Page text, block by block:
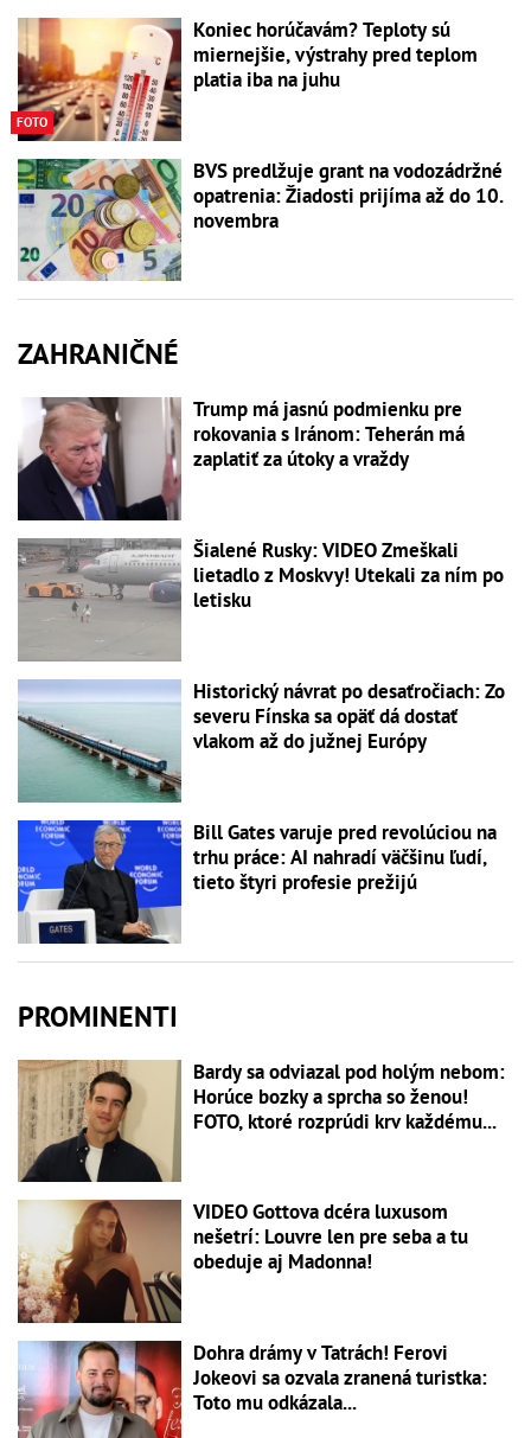
FOTO
Koniec horúčavám? Teploty sú
miernejšie, výstrahy pred teplom
platia iba na juhu
BVS predlžuje grant na vodozádržné
opatrenia: Žiadosti prijíma až do 10.
novembra
ZAHRANIČNÉ
Trump má jasnú podmienku pre
rokovania s Iránom: Teherán má
zaplatiť za útoky a vraždy
Šialené Rusky: VIDEO Zmeškali
lietadlo z Moskvy! Utekali za ním po
letisku
Historický návrat po desaťročiach: Zo
severu Fínska sa opäť dá dostať
vlakom až do južnej Európy
Bill Gates varuje pred revolúciou na
trhu práce: AI nahradí väčšinu ľudí,
tieto štyri profesie prežijú
PROMINENTI
Bardy sa odviazal pod holým nebom:
Horúce bozky a sprcha so ženou!
FOTO, ktoré rozprúdi krv každému...
VIDEO Gottova dcéra luxusom
nešetrí: Louvre len pre seba a tu
obeduje aj Madonna!
Dohra drámy v Tatrách! Ferovi
Jokeovi sa ozvala zranená turistka:
Toto mu odkázala...